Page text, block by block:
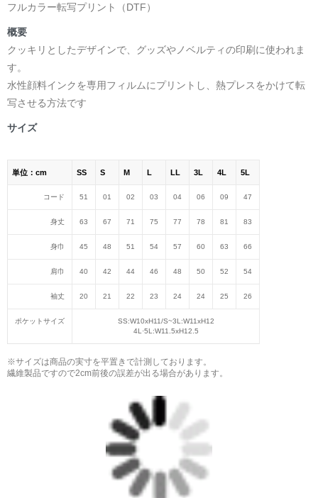
フルカラー転写プリント（DTF）
概要
クッキリとしたデザインで、グッズやノベルティの印刷に使われま
す。
水性顔料インクを専用フィルムにプリントし、熱プレスをかけて転
写させる方法です
サイズ
単位：cm SS S M L LL 3L 4L 5L
コード 51 01 02 03 04 06 09 47
身丈 63 67 71 75 77 78 81 83
身巾 45 48 51 54 57 60 63 66
肩巾 40 42 44 46 48 50 52 54
袖丈 20 21 22 23 24 24 25 26
ポケットサイズ
SS:W10хH11/S~3L:W11хH12
4L·5L:W11.5хH12.5
※サイズは商品の実寸を平置きで計測しております。
繊維製品ですので2cm前後の誤差が出る場合があります。